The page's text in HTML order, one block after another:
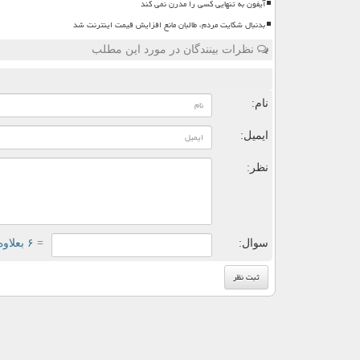
آیفون به تنهایی کسی را مدرن نمی کند
بدنبال شکایت مردم، طالبان مانع افزایش قیمت اینترنت شد
نظرات بینندگان در مورد این مطلب
نام:
ایمیل:
نظر:
سوال: = ۶ بعلاوه ۴